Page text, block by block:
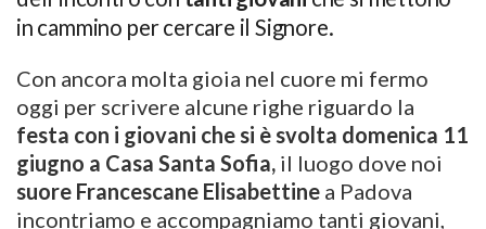
in cammino per cercare il Signore.
Con ancora molta gioia nel cuore mi fermo
oggi per scrivere alcune righe riguardo la
festa con i giovani che si è svolta domenica 11
giugno a Casa Santa Sofia, il luogo dove noi
suore Francescane Elisabettine a Padova
incontriamo e accompagniamo tanti giovani,